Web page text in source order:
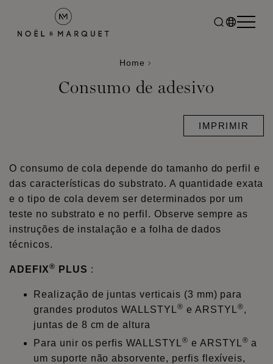
Home
Consumo de adesivo
IMPRIMIR
O consumo de cola depende do tamanho do perfil e
das características do substrato. A quantidade exata
e o tipo de cola devem ser determinados por um
teste no substrato e no perfil. Observe sempre as
instruções de instalação e a folha de dados
técnicos.
ADEFIX® PLUS :
Realização de juntas verticais (3 mm) para
grandes produtos WALLSTYL® e ARSTYL®,
juntas de 8 cm de altura
Para unir os perfis WALLSTYL® e ARSTYL® a
um suporte não absorvente, perfis flexíveis,